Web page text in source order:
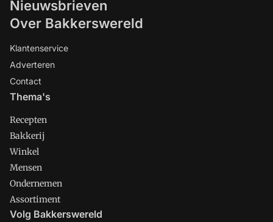
Nieuwsbrieven
Over Bakkerswereld
Klantenservice
Adverteren
Contact
Thema's
Recepten
Bakkerij
Winkel
Mensen
Ondernemen
Assortiment
Volg Bakkerswereld